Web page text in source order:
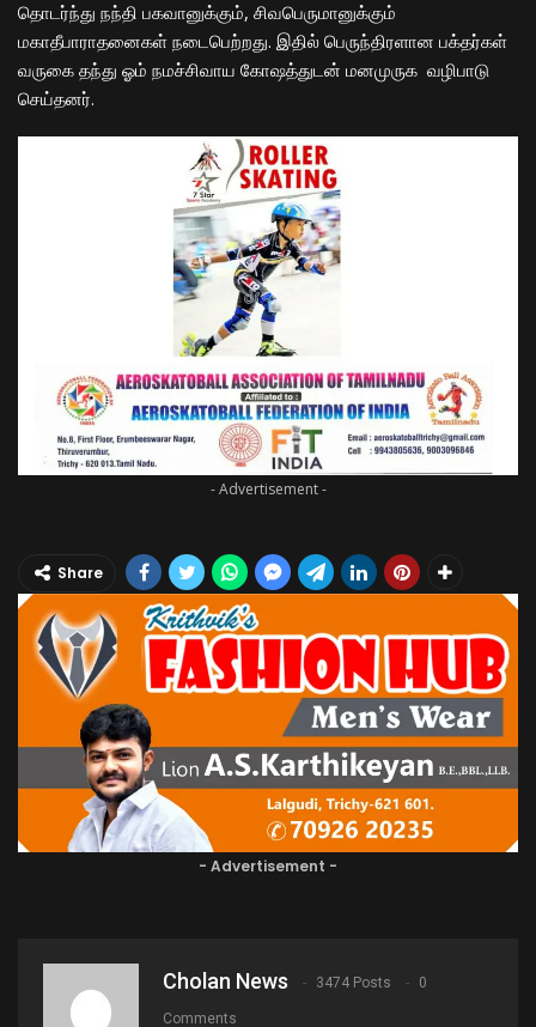
தொடர்ந்து நந்தி பகவானுக்கும், சிவபெருமானுக்கும்
மகாதீபாராதனைகள் நடைபெற்றது. இதில் பெருந்திரளான பக்தர்கள்
வருகை தந்து ஓம் நமச்சிவாய கோஷத்துடன் மனமுருக வழிபாடு
செய்தனர்.
- Advertisement -
Share
- Advertisement -
Cholan News 3474 Posts 0
Comments